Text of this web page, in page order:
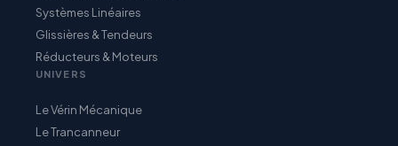
Systèmes Linéaires
Glissières & Tendeurs
Réducteurs & Moteurs
UNIVERS
Le Vérin Mécanique
Le Trancanneur